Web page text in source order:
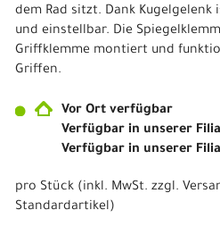
dem Rad sitzt. Dank
und einstellbar. Die
Griffklemme montiert und
Griffen.
Vor Ort verfügbar
Verfügbar in unserer
Verfügbar in unserer
pro Stück (inkl. MwSt. zzgl.
Standardartikel)